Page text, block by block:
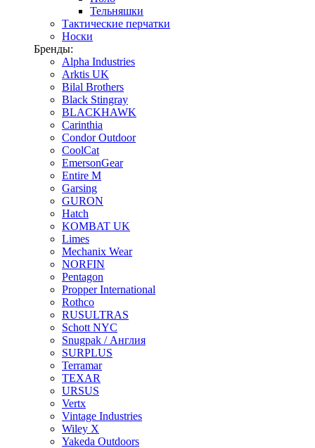
Тельняшки
Тактические перчатки
Носки
Бренды:
Alpha Industries
Arktis UK
Bilal Brothers
Black Stingray
BLACKHAWK
Carinthia
Condor Outdoor
CoolCat
EmersonGear
Entire M
Garsing
GURON
Hatch
KOMBAT UK
Limes
Mechanix Wear
NORFIN
Pentagon
Propper International
Rothco
RUSULTRAS
Schott NYC
Snugpak / Англия
SURPLUS
Terramar
TEXAR
URSUS
Vertx
Vintage Industries
Wiley X
Yakeda Outdoors